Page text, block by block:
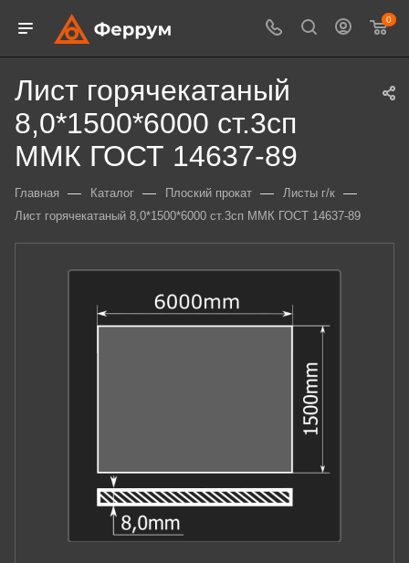
0
Лист горячекатаный
8,0*1500*6000 ст.3сп
ММК ГОСТ 14637-89
Главная — Каталог — Плоский прокат — Листы г/к —
Лист горячекатаный 8,0*1500*6000 ст.3сп ММК ГОСТ 14637-89